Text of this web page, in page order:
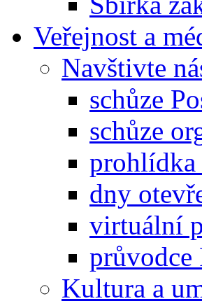
Veřejnost a
Navštivte
schůze
schůze
prohlídka
dny
virtuální
průvodce
Kultura a